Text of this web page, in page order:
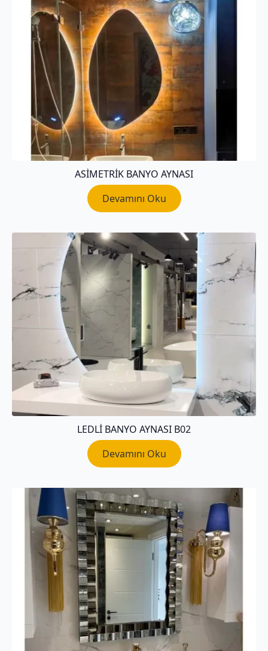
ASIMETRIK BANYO AYNASI
Devamını Oku
LEDLI BANYO AYNASI B02
Devamını Oku